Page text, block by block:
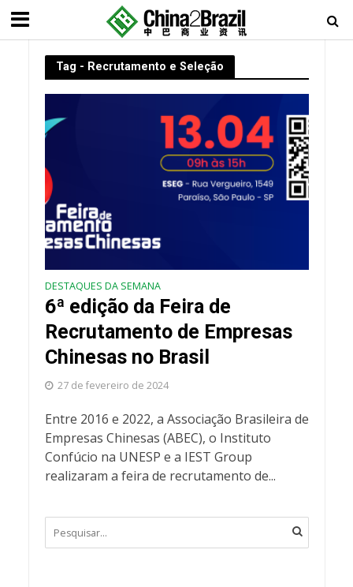
Tag - Recrutamento e Seleção
DESTAQUES DA SEMANA
6ª edição da Feira de
Recrutamento de Empresas
Chinesas no Brasil
27 de fevereiro de 2024
Entre 2016 e 2022, a Associação Brasileira de
Empresas Chinesas (ABEC), o Instituto
Confúcio na UNESP e a IEST Group
realizaram a feira de recrutamento de...